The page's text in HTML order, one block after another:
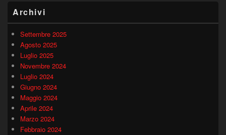
Archivi
Settembre 2025
Agosto 2025
Luglio 2025
Novembre 2024
Luglio 2024
Giugno 2024
Maggio 2024
Aprile 2024
Marzo 2024
Febbraio 2024